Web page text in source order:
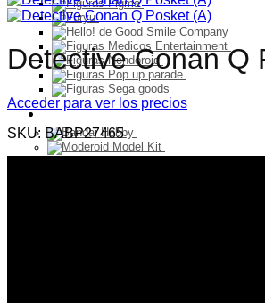
Model Kit
Detective Conan Q
Acceder para ver los precios
SKU: BABP27465